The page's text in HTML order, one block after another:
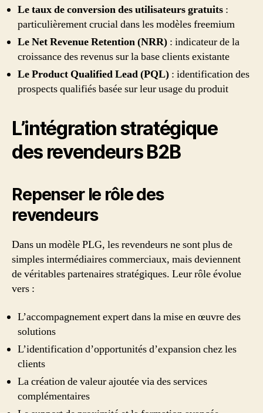
Le taux de conversion des utilisateurs gratuits :
particulièrement crucial dans les modèles freemium
Le Net Revenue Retention (NRR) : indicateur de la
croissance des revenus sur la base clients existante
Le Product Qualified Lead (PQL) : identification des
prospects qualifiés basée sur leur usage du produit
L’intégration stratégique
des revendeurs B2B
Repenser le rôle des
revendeurs
Dans un modèle PLG, les revendeurs ne sont plus de
simples intermédiaires commerciaux, mais deviennent
de véritables partenaires stratégiques. Leur rôle évolue
vers :
L’accompagnement expert dans la mise en œuvre des
solutions
L’identification d’opportunités d’expansion chez les
clients
La création de valeur ajoutée via des services
complémentaires